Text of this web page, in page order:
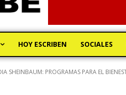
HOY ESCRIBEN SOCIALES
SHEINBAUM: PROGRAMAS PARA EL